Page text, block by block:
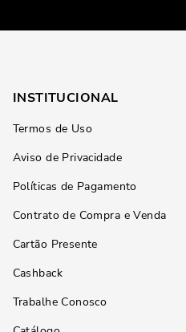
INSTITUCIONAL
Termos de Uso
Aviso de Privacidade
Políticas de Pagamento
Contrato de Compra e Venda
Cartão Presente
Cashback
Trabalhe Conosco